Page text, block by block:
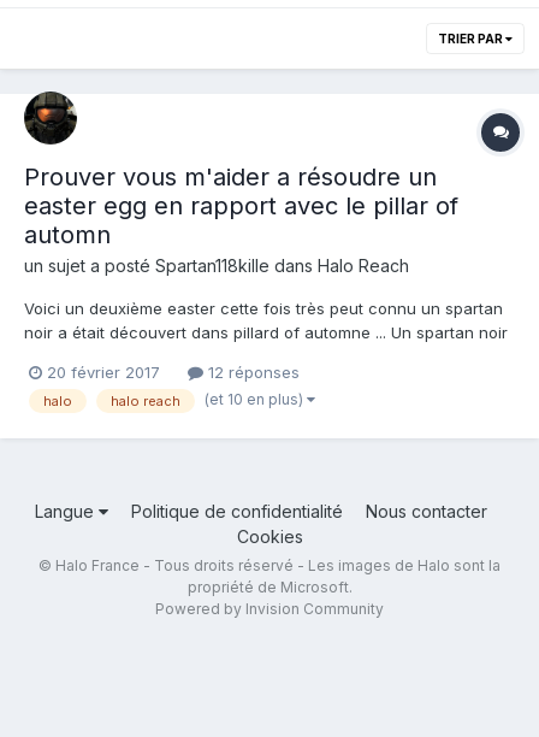
TRIER PAR
Prouver vous m'aider a résoudre un
easter egg en rapport avec le pillar of
automn
un sujet a posté Spartan118kille dans Halo Reach
Voici un deuxième easter cette fois très peut connu un spartan
noir a était découvert dans pillard of automne ... Un spartan noir
nouvelle voici le lien de la vidéo
https://www.youtube.com/shared?ci=fsYv7AwNxaE c'est pour
20 février 2017 12 réponses
halo halo reach (et 10 en plus)
Langue Politique de confidentialité
Nous contacter
Cookies
© Halo France - Tous droits réservé - Les images de Halo sont la
propriété de Microsoft.
Powered by Invision Community